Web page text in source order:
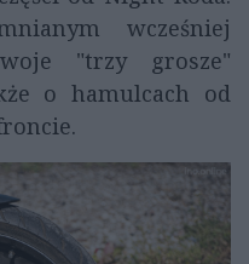
wcześniej
"trzy grosze"
o hamulcach od